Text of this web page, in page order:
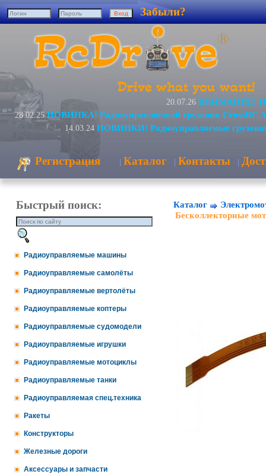
Забыли?
20.07.26 ВНИМАНИЕ!
28.02.25 НОВИНКА! Радиоуправляемый грузовик CrossRC
14.03.24 НОВИНКИ! Радиоуправляемые
Регистрация | Каталог | Контакты |
Быстрый поиск:
Радиоуправляемые машины
Радиоуправляемые самолёты
Радиоуправляемые вертолёты
Радиоуправляемые коптеры
Радиоуправляемые судомодели
Радиоуправляемые игрушки
Радиоуправляемые мотоциклы
Радиоуправляемые танки
Радиоуправляемая спец.техника
Ракеты
Конструкторы
Железные дороги
Аксессуары и запчасти
Каталог
Бесколлекторные